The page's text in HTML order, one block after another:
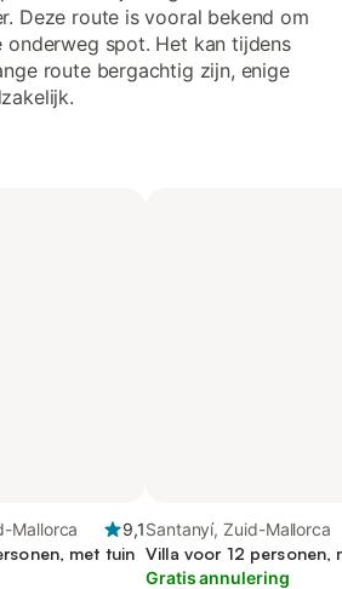
Deze route is vooral bekend om
onderweg spot. Het kan tijdens
route bergachtig zijn, enige
Mallorca
9,1
met tuin
Santanyí, Zuid-Mallorca
Villa voor 12 personen,
Gratis annulering